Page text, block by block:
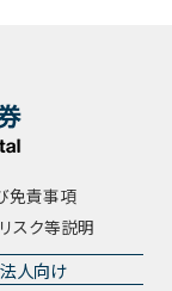
免責事項
スク等説明
法人向け